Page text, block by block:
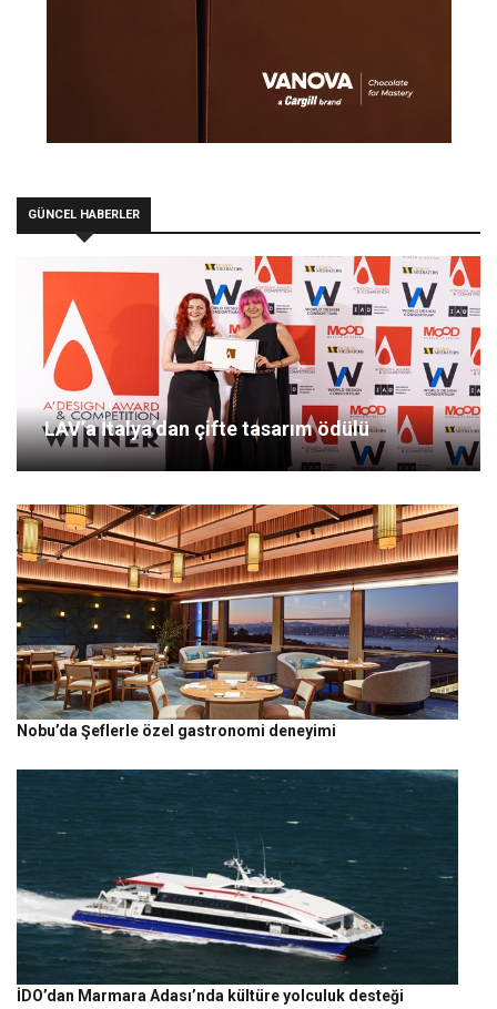
GÜNCEL HABERLER
LAV’a İtalya’dan çifte tasarım ödülü
Nobu’da Şeflerle özel gastronomi deneyimi
İDO’dan Marmara Adası’nda kültüre yolculuk desteği